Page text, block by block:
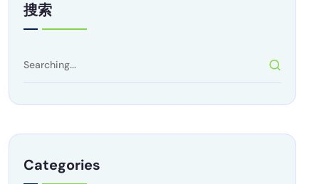
搜索
Categories